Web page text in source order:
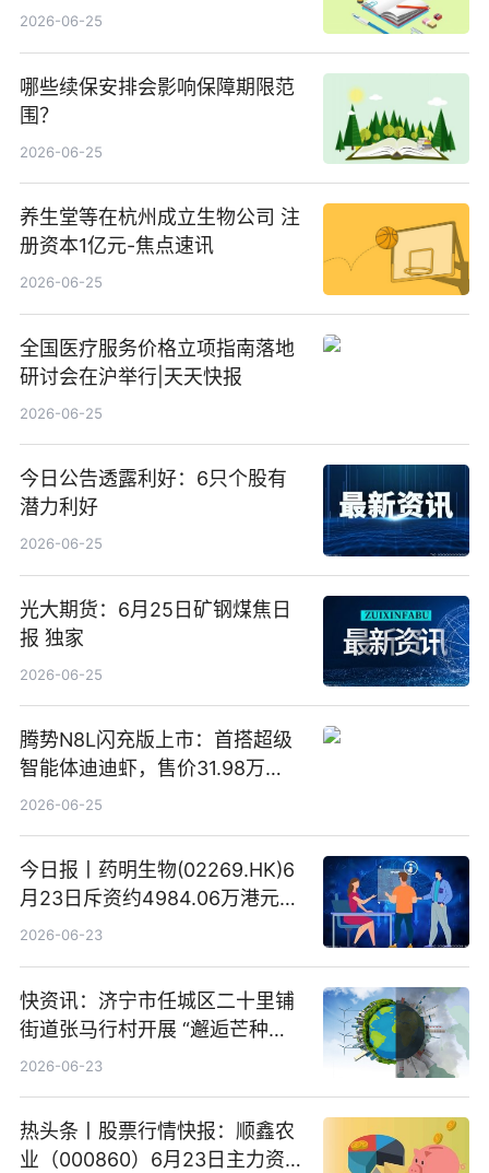
2026-06-25
哪些续保安排会影响保障期限范
围？
2026-06-25
养生堂等在杭州成立生物公司 注
册资本1亿元-焦点速讯
2026-06-25
全国医疗服务价格立项指南落地
研讨会在沪举行|天天快报
2026-06-25
今日公告透露利好：6只个股有
潜力利好
2026-06-25
光大期货：6月25日矿钢煤焦日
报 独家
2026-06-25
腾势N8L闪充版上市：首搭超级
智能体迪迪虾，售价31.98万
元-34.98万元 焦点日报
2026-06-25
今日报丨药明生物(02269.HK)6
月23日斥资约4984.06万港元回
购160.50万股
2026-06-23
快资讯：济宁市任城区二十里铺
街道张马行村开展 “邂逅芒种节
气 传承农耕文化” 宣传活动
2026-06-23
热头条丨股票行情快报：顺鑫农
业（000860）6月23日主力资